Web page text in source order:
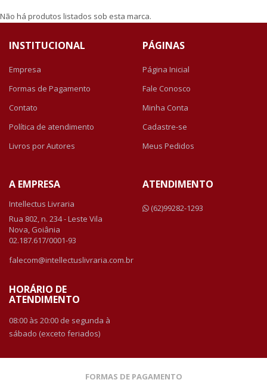
Não há produtos listados sob esta marca.
INSTITUCIONAL
Empresa
Formas de Pagamento
Contato
Política de atendimento
Livros por Autores
PÁGINAS
Página Inicial
Fale Conosco
Minha Conta
Cadastre-se
Meus Pedidos
A EMPRESA
Intellectus Livraria
Rua 802, n. 234 - Leste Vila
Nova, Goiânia
02.187.617/0001-93
falecom@intellectuslivraria.com.br
HORÁRIO DE
ATENDIMENTO
08:00 às 20:00 de segunda à
sábado (exceto feriados)
ATENDIMENTO
(62)99282-1293
FORMAS DE PAGAMENTO